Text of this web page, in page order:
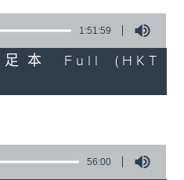
1:51:59
本 Full (HKT
56:00